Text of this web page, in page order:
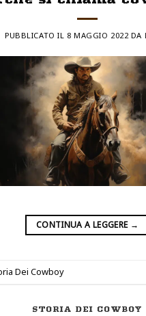
PUBBLICATO IL 8 MAGGIO 2022 DA
CONTINUA A LEGGERE →
Dei Cowboy
STORIA DEI COWBOY